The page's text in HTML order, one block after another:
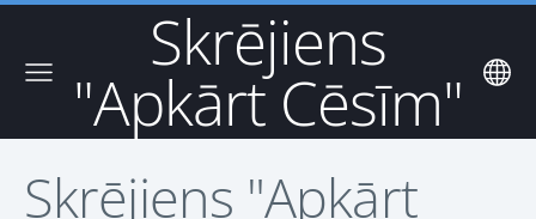
Skrējiens
"Apkārt Cēsīm"
Skrējiens "Apkārt